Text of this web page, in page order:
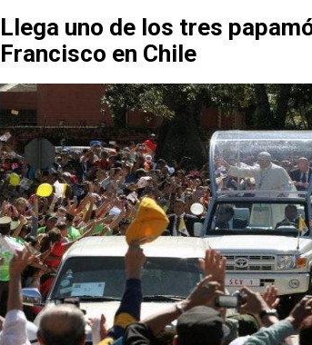
Llega uno de los tres
Francisco en Chile